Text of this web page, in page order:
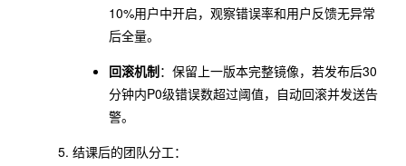
10%用户中开启，观察错误率和用户反馈无异常
后全量。
回滚机制：保留上一版本完整镜像，若发布后30
分钟内P0级错误数超过阈值，自动回滚并发送告
警。
结课后的团队分工：